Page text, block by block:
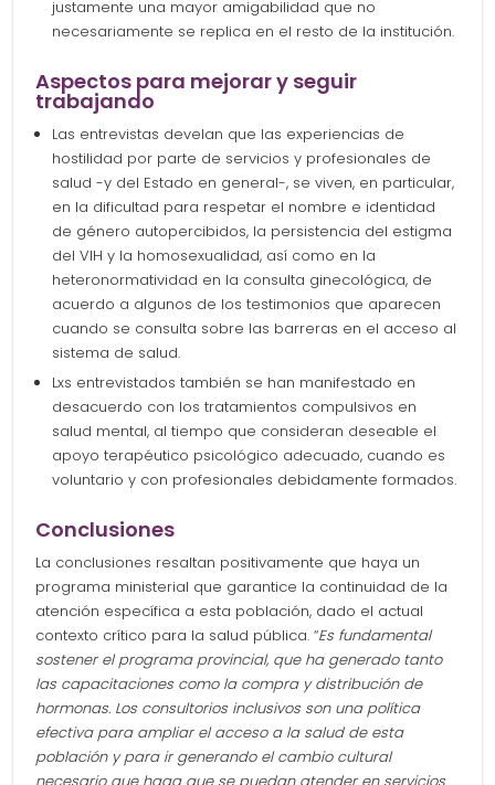
justamente una mayor amigabilidad que no
necesariamente se replica en el resto de la institución.
Aspectos para mejorar y seguir
trabajando
Las entrevistas develan que las experiencias de
hostilidad por parte de servicios y profesionales de
salud -y del Estado en general-, se viven, en particular,
en la dificultad para respetar el nombre e identidad
de género autopercibidos, la persistencia del estigma
del VIH y la homosexualidad, así como en la
heteronormatividad en la consulta ginecológica, de
acuerdo a algunos de los testimonios que aparecen
cuando se consulta sobre las barreras en el acceso al
sistema de salud.
Lxs entrevistados también se han manifestado en
desacuerdo con los tratamientos compulsivos en
salud mental, al tiempo que consideran deseable el
apoyo terapéutico psicológico adecuado, cuando es
voluntario y con profesionales debidamente formados.
Conclusiones
La conclusiones resaltan positivamente que haya un
programa ministerial que garantice la continuidad de la
atención específica a esta población, dado el actual
contexto crítico para la salud pública. “Es fundamental
sostener el programa provincial, que ha generado tanto
las capacitaciones como la compra y distribución de
hormonas. Los consultorios inclusivos son una política
efectiva para ampliar el acceso a la salud de esta
población y para ir generando el cambio cultural
necesario que haga que se puedan atender en servicios